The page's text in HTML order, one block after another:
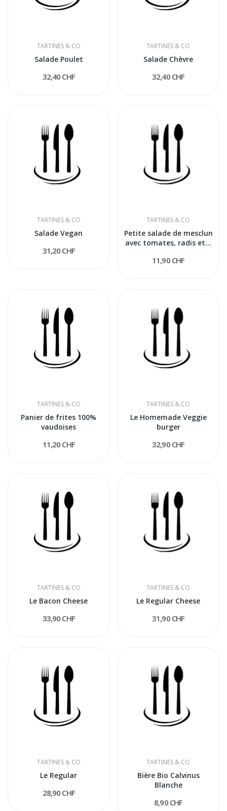
TARTINES & CO
Salade Poulet
32,40 CHF
TARTINES & CO
Salade Chèvre
32,40 CHF
TARTINES & CO
Salade Vegan
31,20 CHF
TARTINES & CO
Petite salade de mesclun
avec tomates, radis et...
11,90 CHF
TARTINES & CO
Panier de frites 100%
vaudoises
11,20 CHF
TARTINES & CO
Le Homemade Veggie
burger
32,90 CHF
TARTINES & CO
Le Bacon Cheese
33,90 CHF
TARTINES & CO
Le Regular Cheese
31,90 CHF
TARTINES & CO
Le Regular
28,90 CHF
TARTINES & CO
Bière Bio Calvinus
Blanche
8,90 CHF